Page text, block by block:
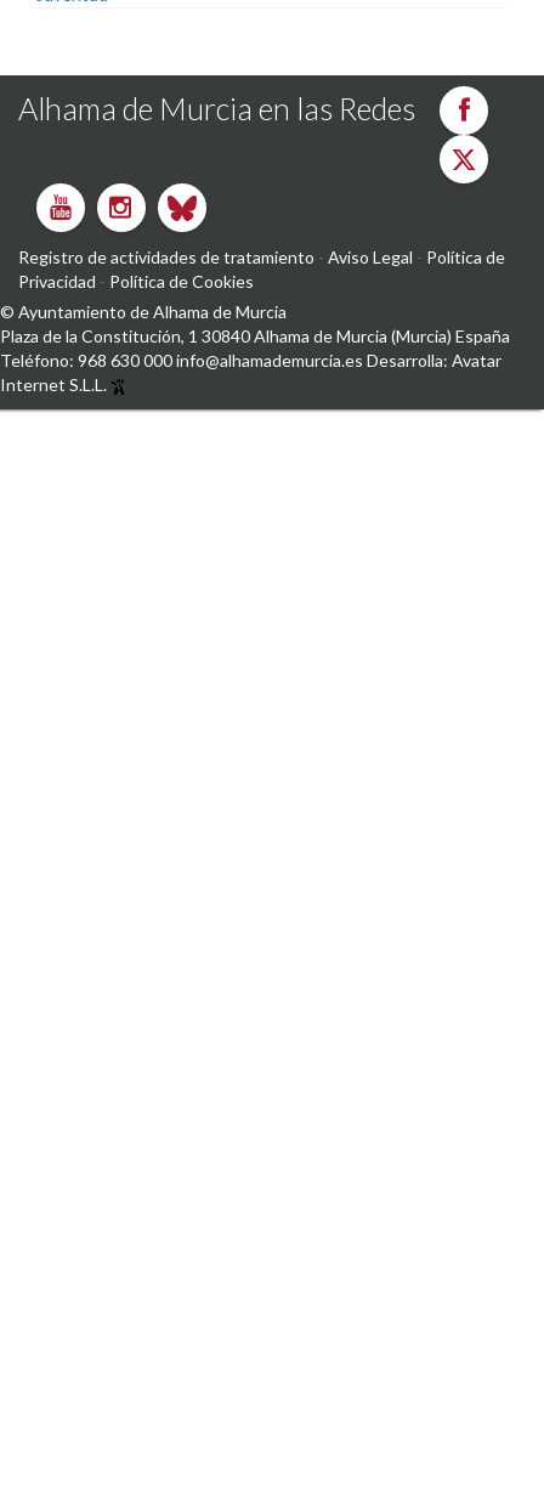
Alhama de Murcia en las Redes
Registro de actividades de tratamiento - Aviso Legal - Política de
Privacidad - Política de Cookies
© Ayuntamiento de Alhama de Murcia
Plaza de la Constitución, 1 30840Alhama de Murcia (Murcia) España
Teléfono: 968 630 000info@alhamademurcia.es Desarrolla: Avatar
Internet S.L.L.